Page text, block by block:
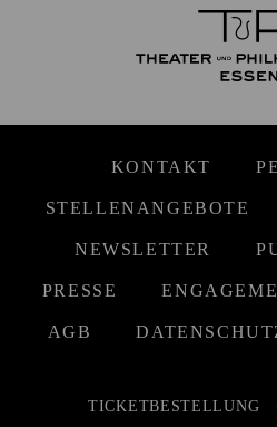
KONTAKT
STELLENANGEBOTE
NEWSLETTER
PRESSE
AGB
TICKETBESTELLUNG